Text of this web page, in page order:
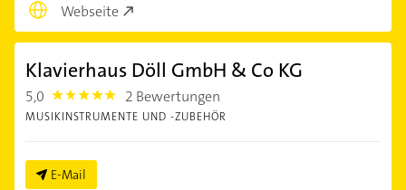
Webseite
Klavierhaus Döll GmbH & Co KG
5,0 5.0 2 Bewertungen
MUSIKINSTRUMENTE UND -ZUBEHÖR
E-Mail